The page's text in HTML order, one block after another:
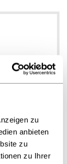
zu
anbieten
zu
zu Ihrer